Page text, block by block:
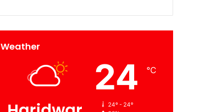
Weather
24 ℃
24º - 24º